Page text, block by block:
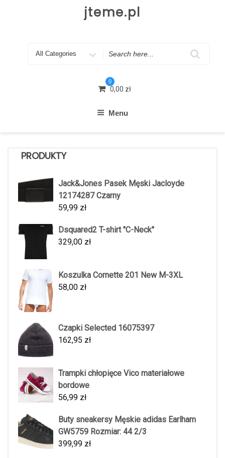
jteme.pl
Search
0
0,00 zł
Menu
PRODUKTY
Jack&Jones Pasek Męski Jacloyde
12174287 Czarny
59,99 zł
Dsquared2 T-shirt "C-Neck"
329,00 zł
Koszulka Cornette 201 New M-3XL
58,00 zł
Czapki Selected 16075397
162,95 zł
Trampki chłopięce Vico materiałowe
bordowe
56,99 zł
Buty sneakersy Męskie adidas Earlham
GW5759 Rozmiar: 44 2/3
399,99 zł